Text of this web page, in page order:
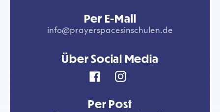
Per E-Mail
info@prayerspacesinschulen.de
Über Social Media
Per Post